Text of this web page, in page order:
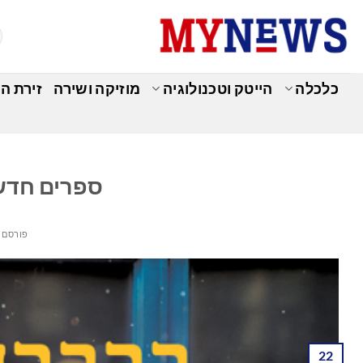
content
כלכלה הייטק וטכנולוגיה מוזיקה ושירה זירת
ספרים
22